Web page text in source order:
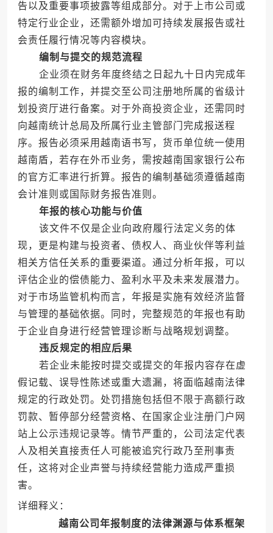
告以及重要事项披露等组成部分。对于上市公司或
特定行业企业，还需额外增加可持续发展报告或社
会责任履行情况等内容模块。
编制与提交的规范流程
企业须在财务年度终结之日起九十日内完成年
报的编制工作，并提交至公司注册地所属的省级计
划投资厅进行备案。对于外商投资企业，还需同时
向越南统计总局及所属行业主管部门完成报送程
序。报告必须采用越南语书写，货币单位统一使用
越南盾，若存在外币业务，需按越南国家银行公布
的官方汇率进行折算。报告的编制基础须遵循越南
会计准则或国际财务报告准则。
年报的核心功能与价值
该文件不仅是企业向政府履行法定义务的体
现，更是构建与投资者、债权人、商业伙伴等利益
相关方信任关系的重要渠道。通过分析年报，可以
评估企业的偿债能力、盈利水平及未来发展潜力。
对于市场监管机构而言，年报是实施有效经济监督
与管理的基础依据。同时，完整规范的年报也有助
于企业自身进行经营管理诊断与战略规划调整。
违反规定的相应后果
若企业未能按时提交或提交的年报内容存在虚
假记载、误导性陈述或重大遗漏，将面临越南法律
规定的行政处罚。处罚措施包括但不限于高额行政
罚款、暂停部分经营资格、在国家企业注册门户网
站上公示违规记录等。情节严重的，公司法定代表
人及相关直接责任人可能被追究行政乃至刑事责
任，这将对企业声誉与持续经营能力造成严重损
害。
详细释义：
越南公司年报制度的法律渊源与体系框架